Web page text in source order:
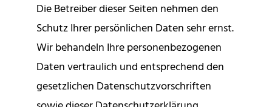
Die Betreiber dieser Seiten nehmen den
Schutz Ihrer persönlichen Daten sehr ernst.
Wir behandeln Ihre personenbezogenen
Daten vertraulich und entsprechend den
gesetzlichen Datenschutzvorschriften